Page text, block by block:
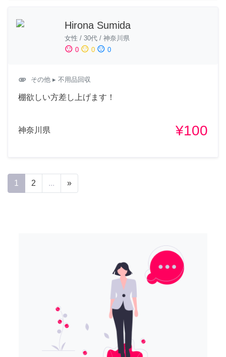
Hirona Sumida
女性 / 30代 / 神奈川県
sentiment_satisfied 0 sentiment_neutral 0 sentiment_dissatisfied 0
attachment その他 ▸ 不用品回収
棚欲しい方差し上げます！
神奈川県 ¥100
1 2 ... »